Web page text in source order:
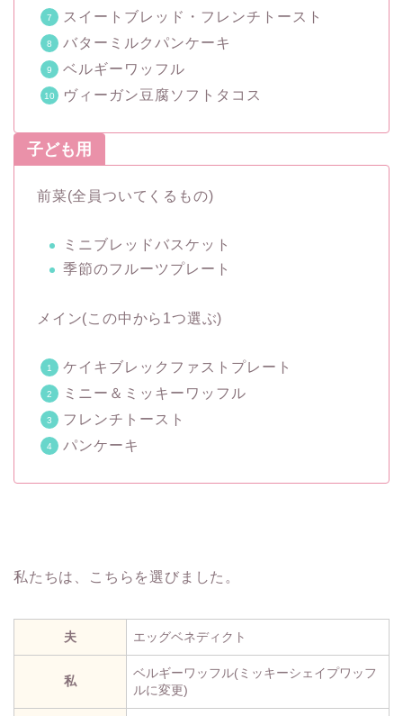
スイートブレッド・フレンチトースト
バターミルクパンケーキ
ベルギーワッフル
ヴィーガン豆腐ソフトタコス
子ども用
前菜(全員ついてくるもの)
ミニブレッドバスケット
季節のフルーツプレート
メイン(この中から1つ選ぶ)
ケイキブレックファストプレート
ミニー＆ミッキーワッフル
フレンチトースト
パンケーキ
私たちは、こちらを選びました。
夫 エッグベネディクト
私
ベルギーワッフル(ミッキーシェイプワッフ
ルに変更)